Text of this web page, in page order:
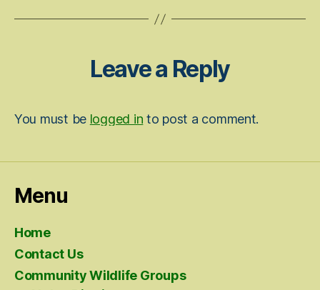
Leave a Reply
You must be logged in to post a comment.
Menu
Home
Contact Us
Community Wildlife Groups